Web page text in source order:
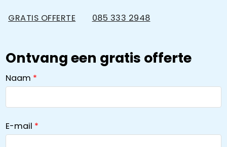
GRATIS OFFERTE 085 333 2948
Ontvang een gratis offerte
Naam
E-mail